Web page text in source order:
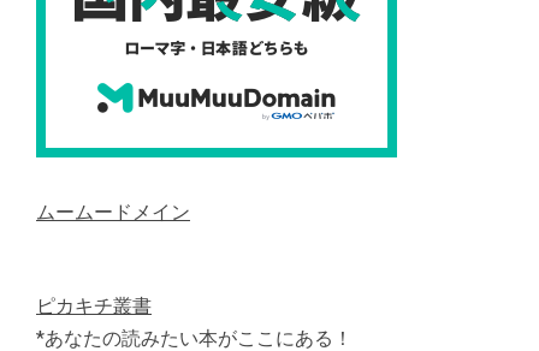
ムームードメイン
ピカキチ叢書
*あなたの読みたい本がここにある！